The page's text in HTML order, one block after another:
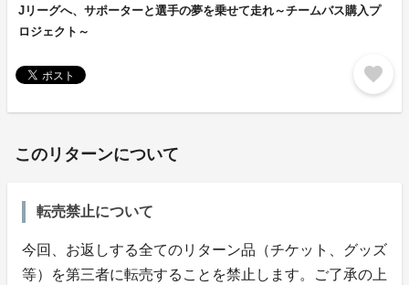
Jリーグへ、サポーターと選手の夢を乗せて走れ～チームバス購入プ
ロジェクト～
favorite
このリターンについて
転売禁止について
今回、お返しする全てのリターン品（チケット、グッズ
等）を第三者に転売することを禁止します。ご了承の上